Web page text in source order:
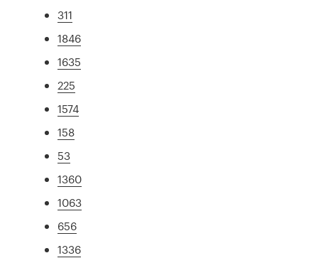
311
1846
1635
225
1574
158
53
1360
1063
656
1336